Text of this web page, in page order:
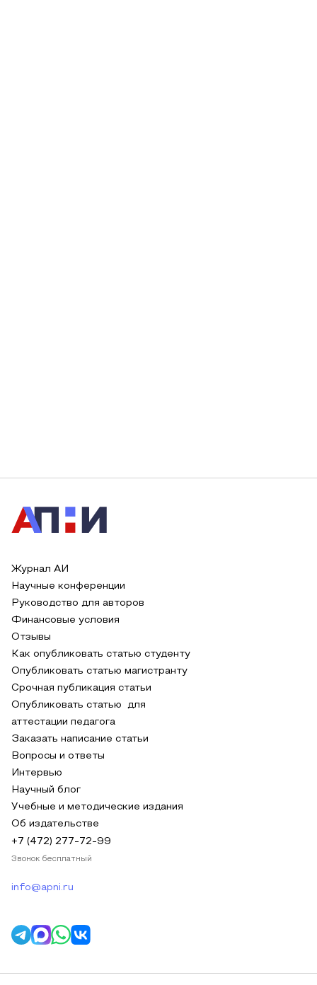
Журнал АИ
Научные конференции
Руководство для авторов
Финансовые условия
Отзывы
Как опубликовать статью студенту
Опубликовать статью магистранту
Срочная публикация статьи
Опубликовать статью для
аттестации педагога
Заказать написание статьи
Вопросы и ответы
Интервью
Научный блог
Учебные и методические издания
Об издательстве
+7 (472) 277-72-99
Звонок бесплатный
info@apni.ru